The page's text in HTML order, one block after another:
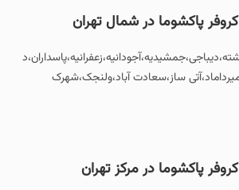
پاکشوما در شمال تهران
ساز،سعادت آباد،ولنجک،شهرک
پاکشوما در مرکز تهران